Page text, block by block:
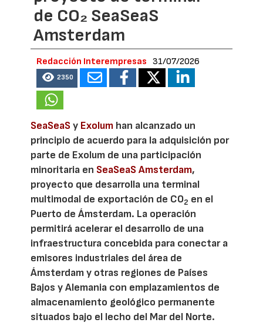
de CO₂ SeaSeaS
Amsterdam
Redacción Interempresas 31/07/2026
2350
SeaSeaSy Exolum han alcanzado un
principio de acuerdo para la adquisición por
parte de Exolum de una participación
minoritaria en SeaSeaS Amsterdam,
proyecto que desarrolla una terminal
multimodal de exportación de CO2 en el
Puerto de Ámsterdam. La operación
permitirá acelerar el desarrollo de una
infraestructura concebida para conectar a
emisores industriales del área de
Ámsterdam y otras regiones de Países
Bajos y Alemania con emplazamientos de
almacenamiento geológico permanente
situados bajo el lecho del Mar del Norte.